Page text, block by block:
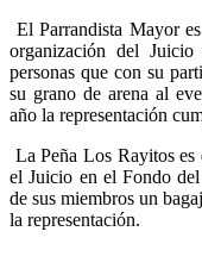
El Parrandista Mayor
organización del
personas que con su
su grano de arena al
año la representación
La Peña Los Rayitos es
el Juicio en el Fondo
de sus miembros un
la representación.